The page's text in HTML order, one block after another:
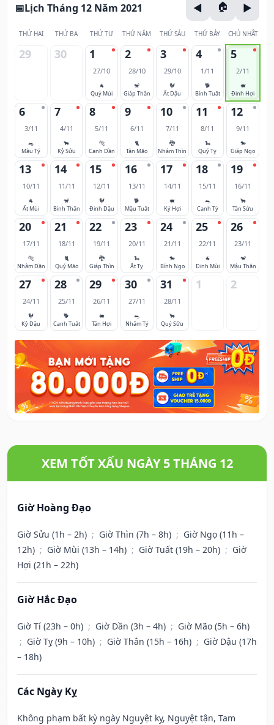
Lịch Tháng 12 Năm 2021
THỨ HAI THỨ BA THỨ TƯ THỨ NĂM THỨ SÁU THỨ BẢY CHỦ NHẬT
29 30 1
27/10
🐐
Quý Mùi
2
28/10
🐒
Giáp Thân
3
29/10
🐓
Ất Dậu
4
1/11
🐕
Bính Tuất
5
2/11
🐖
Đinh Hợi
6
3/11
🐀
Mậu Tý
7
4/11
🐂
Kỷ Sửu
8
5/11
🐅
Canh Dần
9
6/11
🐈
Tân Mão
10
7/11
🐉
Nhâm Thìn
11
8/11
🐍
Quý Tỵ
12
9/11
🐎
Giáp Ngọ
13
10/11
🐐
Ất Mùi
14
11/11
🐒
Bính Thân
15
12/11
🐓
Đinh Dậu
16
13/11
🐕
Mậu Tuất
17
14/11
🐖
Kỷ Hợi
18
15/11
🐀
Canh Tý
19
16/11
🐂
Tân Sửu
20
17/11
🐅
Nhâm Dần
21
18/11
🐈
Quý Mão
22
19/11
🐉
Giáp Thìn
23
20/11
🐍
Ất Tỵ
24
21/11
🐎
Bính Ngọ
25
22/11
🐐
Đinh Mùi
26
23/11
🐒
Mậu Thân
27
24/11
🐓
Kỷ Dậu
28
25/11
🐕
Canh Tuất
29
26/11
🐖
Tân Hợi
30
27/11
🐀
Nhâm Tý
31
28/11
🐂
Quý Sửu
1 2
XEM TỐT XẤU NGÀY 5 THÁNG 12
Giờ Hoàng Đạo
Giờ Sửu (1h – 2h) ; Giờ Thìn (7h – 8h) ; Giờ Ngọ (11h –
12h) ; Giờ Mùi (13h – 14h) ; Giờ Tuất (19h – 20h) ; Giờ
Hợi (21h – 22h)
Giờ Hắc Đạo
Giờ Tí (23h – 0h) ; Giờ Dần (3h – 4h) ; Giờ Mão (5h – 6h)
; Giờ Tỵ (9h – 10h) ; Giờ Thân (15h – 16h) ; Giờ Dậu (17h
– 18h)
Các Ngày Kỵ
Không phạm bất kỳ ngày Nguyệt kỵ, Nguyệt tận, Tam